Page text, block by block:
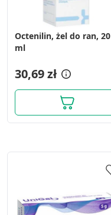
Octenilin, żel do ran, 20
ml
30,69 zł